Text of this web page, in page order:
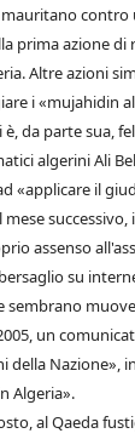
contro
prima azione di
Altre azioni
i «mujahidin
è, da parte sua,
algerini Ali
«applicare il
assenso
su
un
della Nazione»,
Algeria».
al Qaeda